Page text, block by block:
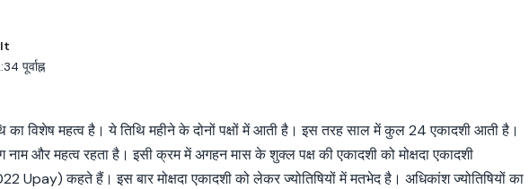
पूर्वाह्न
का विशेष महत्व है। ये तिथि महीने के दोनों पक्षों में आती है। इस तरह साल में कुल 24 एकादशी आती है।
और महत्व रहता है। इसी क्रम में अगहन मास के शुक्ल पक्ष की एकादशी को मोक्षदा एकादशी
कहते हैं। इस बार मोक्षदा एकादशी को लेकर ज्योतिषियों में मतभेद है। अधिकांश ज्योतिषियों का